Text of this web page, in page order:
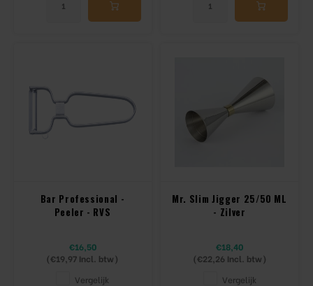
Bar Professional -
Peeler - RVS
€16,50
(€19,97 Incl. btw)
Vergelijk
Mr. Slim Jigger 25/50 ML
- Zilver
€18,40
(€22,26 Incl. btw)
Vergelijk